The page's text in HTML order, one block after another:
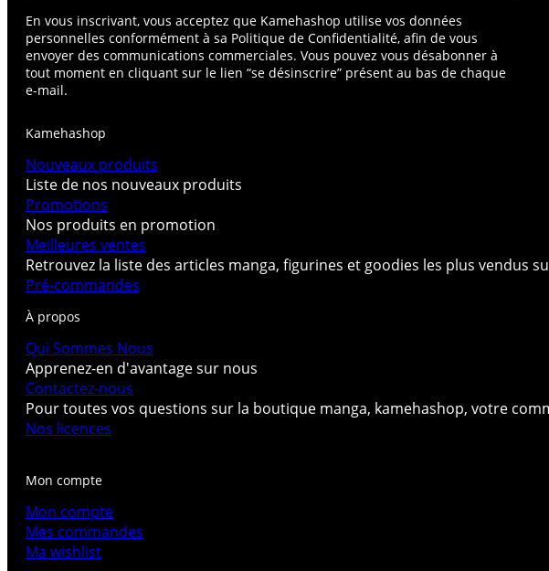
En vous inscrivant, vous acceptez que Kamehashop utilise vos données
personnelles conformément à sa Politique de Confidentialité, afin de vous
envoyer des communications commerciales. Vous pouvez vous désabonner à
tout moment en cliquant sur le lien “se désinscrire” présent au bas de chaque
e-mail.
Kamehashop
Nouveaux produits
Liste de nos nouveaux produits
Promotions
Nos produits en promotion
Meilleures ventes
Retrouvez la liste des articles manga, figurines et goodies les plus vendus
Pré-commandes
À propos
Qui Sommes Nous
Apprenez-en d'avantage sur nous
Contactez-nous
Pour toutes vos questions sur la boutique manga, kamehashop, votre
Nos licences
Mon compte
Mon compte
Mes commandes
Ma wishlist